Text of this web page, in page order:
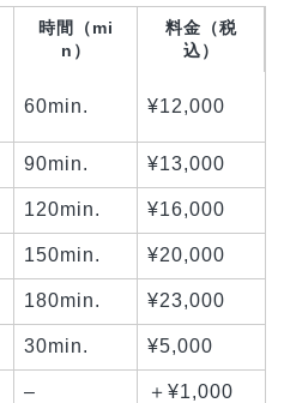
時間（mi
n）
料金（税
込）
60min. ¥12,000
90min. ¥13,000
120min. ¥16,000
150min. ¥20,000
180min. ¥23,000
30min. ¥5,000
– ＋¥1,000